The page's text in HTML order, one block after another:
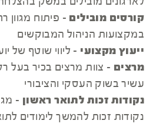
קורסים מובילים - פיתוח מגוון
במקצועות הניהול המבוקשים
ייעוץ מקצועי - ליווי שוטף של
מרצים - צוות מרצים בכיר בעל
עשיר בשוק העסקי והציבורי
נקודות זכות לתואר ראשון -
נקודות זכות להמשך לימודים